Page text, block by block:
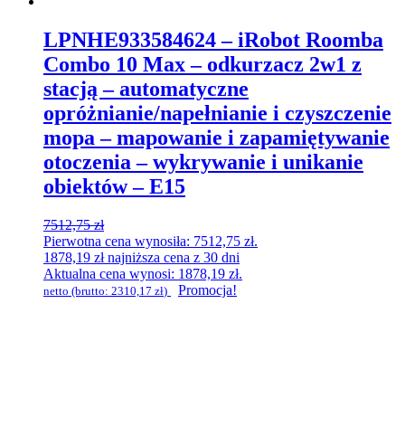
LPNHE933584624 – iRobot Roomba
Combo 10 Max – odkurzacz 2w1 z
stacją – automatyczne
opróżnianie/napełnianie i czyszczenie
mopa – mapowanie i zapamiętywanie
otoczenia – wykrywanie i unikanie
obiektów – E15
7512,75zł
Pierwotna cena wynosiła: 7512,75 zł.
1878,19 złnajniższa cena z 30 dni
Aktualna cena wynosi: 1878,19 zł.
netto (brutto: 2310,17 zł) Promocja!